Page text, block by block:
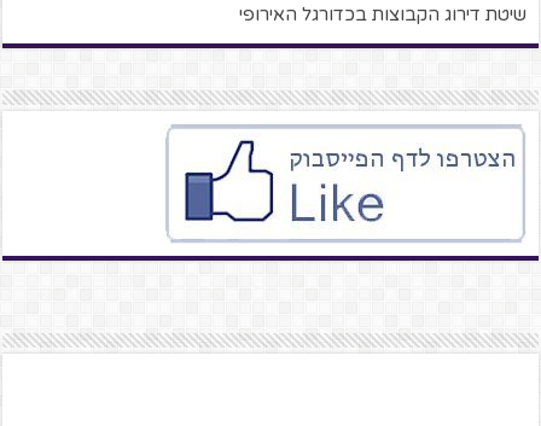
שיטת דירוג הקבוצות בכדורגל האירופי